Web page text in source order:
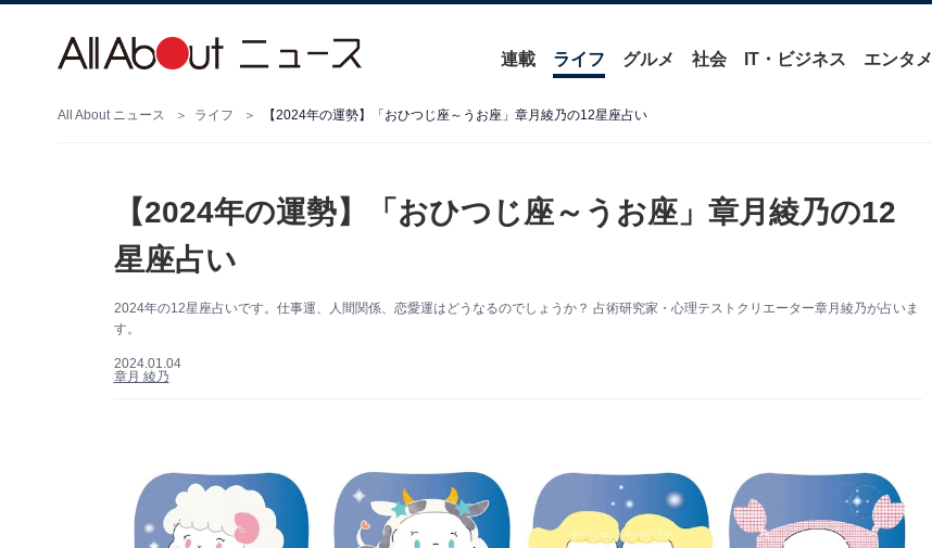
連載 ライフ グルメ 社会 IT・ビジネス エンタメ
All About ニュース ライフ 【2024年の運勢】「おひつじ座～うお座」章月綾乃の12星座占い
【2024年の運勢】「おひつじ座～うお座」章月綾乃の12
星座占い
2024年の12星座占いです。仕事運、人間関係、恋愛運はどうなるのでしょうか？ 占術研究家・心理テストクリエーター章月綾乃が占いま
す。
2024.01.04
章月 綾乃